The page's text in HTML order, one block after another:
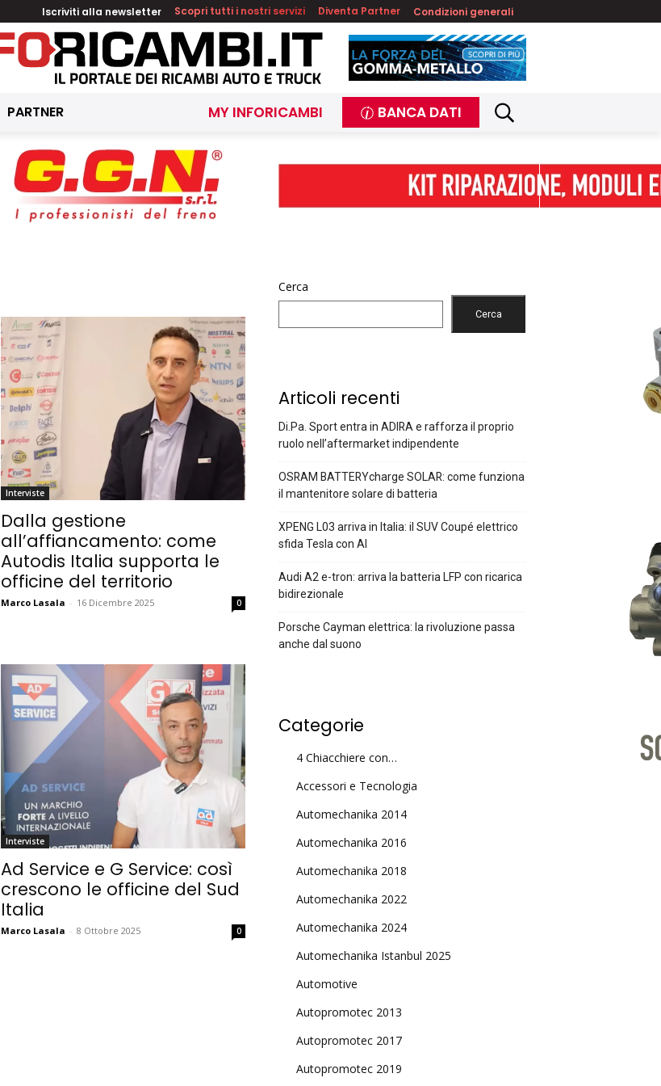
Iscriviti alla newsletter Scopri tutti i nostri servizi Diventa Partner Condizioni generali
PARTNER MY INFORICAMBI BANCA DATI
Interviste
Dalla gestione
all’affiancamento: come
Autodis Italia supporta le
officine del territorio
Marco Lasala - 16 Dicembre 2025 0
Interviste
Ad Service e G Service: così
crescono le officine del Sud
Italia
Marco Lasala - 8 Ottobre 2025 0
Cerca
Cerca
Articoli recenti
Di.Pa. Sport entra in ADIRA e rafforza il proprio
ruolo nell’aftermarket indipendente
OSRAM BATTERYcharge SOLAR: come funziona
il mantenitore solare di batteria
XPENG L03 arriva in Italia: il SUV Coupé elettrico
sfida Tesla con AI
Audi A2 e-tron: arriva la batteria LFP con ricarica
bidirezionale
Porsche Cayman elettrica: la rivoluzione passa
anche dal suono
Categorie
4 Chiacchiere con…
Accessori e Tecnologia
Automechanika 2014
Automechanika 2016
Automechanika 2018
Automechanika 2022
Automechanika 2024
Automechanika Istanbul 2025
Automotive
Autopromotec 2013
Autopromotec 2017
Autopromotec 2019